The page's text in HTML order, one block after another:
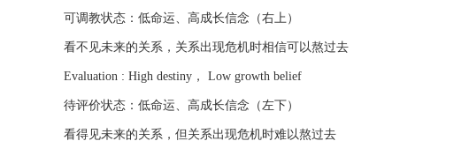
可调教状态：低命运、高成长信念（右上）
看不见未来的关系，关系出现危机时相信可以熬过去
Evaluation : High destiny， Low growth belief
待评价状态：低命运、高成长信念（左下）
看得见未来的关系，但关系出现危机时难以熬过去